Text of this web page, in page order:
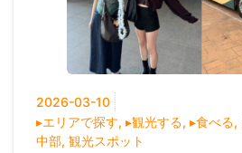
2026-03-10
▸エリアで探す, ▸観光する, ▸食べる,
中部, 観光スポット